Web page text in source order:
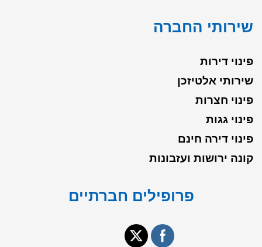
שירותי החברה
פינוי דירות
שירותי אלטיזכן
פינוי חצרות
פינוי גגות
פינוי דירה חינם
קונה ירושות ועזבונות
פרופילים חברתיים